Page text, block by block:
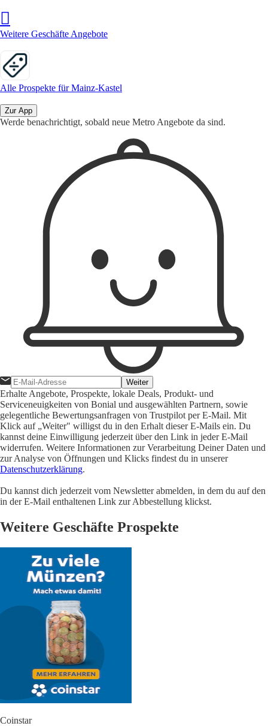
Weitere Geschäfte Angebote
Alle Prospekte für Mainz-Kastel
Zur App
Werde benachrichtigt, sobald neue Metro Angebote da sind.
Weiter
Erhalte Angebote, Prospekte, lokale Deals, Produkt- und
Serviceneuigkeiten von Bonial und ausgewählten Partnern, sowie
gelegentliche Bewertungsanfragen von Trustpilot per E-Mail. Mit
Klick auf „Weiter" willigst du in den Erhalt dieser E-Mails ein. Du
kannst deine Einwilligung jederzeit über den Link in jeder E-Mail
widerrufen. Weitere Informationen zur Verarbeitung Deiner Daten und
zur Analyse von Öffnungen und Klicks findest du in unserer
Datenschutzerklärung.
Du kannst dich jederzeit vom Newsletter abmelden, in dem du auf den
in der E-Mail enthaltenen Link zur Abbestellung klickst.
Weitere Geschäfte Prospekte
Coinstar